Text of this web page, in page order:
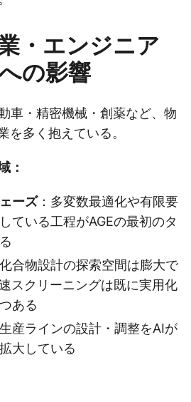
・エンジニア
の影響
車・精密機械・創薬など、物
を多く抱えている。
：
ーズ：多変数最適化や有限要
ている工程がAGEの最初のタ
化合物設計の探索空間は膨大で
スクリーニングは既に実用化
ある
産ラインの設計・調整をAIが
大している